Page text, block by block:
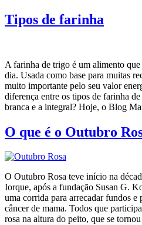
Tipos de farinha
A farinha de trigo é um alimento que
dia. Usada como base para muitas
muito importante pelo seu valor
diferença entre os tipos de farinha
branca e a integral? Hoje, o Blog
O que é o Outubro
O Outubro Rosa teve início na
Iorque, após a fundação Susan G.
uma corrida para arrecadar fundos e
câncer de mama. Todos que
rosa na altura do peito, que se